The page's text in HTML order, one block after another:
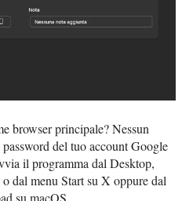
browser principale? Nessun
del tuo account Google
il programma dal Desktop,
dal menu Start su X oppure dal